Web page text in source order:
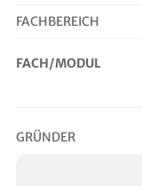
mathematik für
FACHBEREICH
FACH/MODUL
GRÜNDER